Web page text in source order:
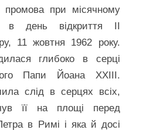
при місячному
в день відкриття ІІ
11 жовтня 1962 року.
глибоко в серці
Папи Йоана ХХІІІ.
слід в серцях всіх,
її на площі перед
в Римі і яка й досі